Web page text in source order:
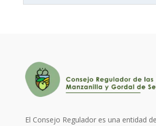
El Consejo Regulador es una entidad